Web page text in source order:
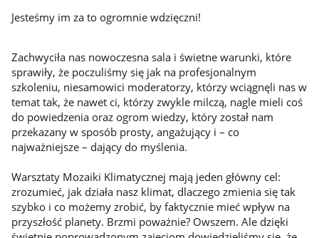
Jesteśmy im za to ogromnie wdzięczni!
Zachwyciła nas nowoczesna sala i świetne warunki, które
sprawiły, że poczuliśmy się jak na profesjonalnym
szkoleniu, niesamowici moderatorzy, którzy wciągnęli nas w
temat tak, że nawet ci, którzy zwykle milczą, nagle mieli coś
do powiedzenia oraz ogrom wiedzy, który został nam
przekazany w sposób prosty, angażujący i – co
najważniejsze – dający do myślenia.
Warsztaty Mozaiki Klimatycznej mają jeden główny cel:
zrozumieć, jak działa nasz klimat, dlaczego zmienia się tak
szybko i co możemy zrobić, by faktycznie mieć wpływ na
przyszłość planety. Brzmi poważnie? Owszem. Ale dzięki